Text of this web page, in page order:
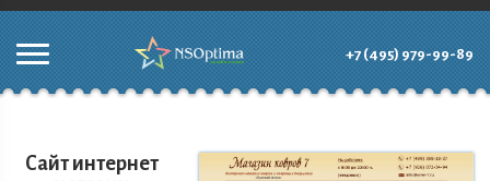
+7 (495) 979-99-89
Сайт интернет